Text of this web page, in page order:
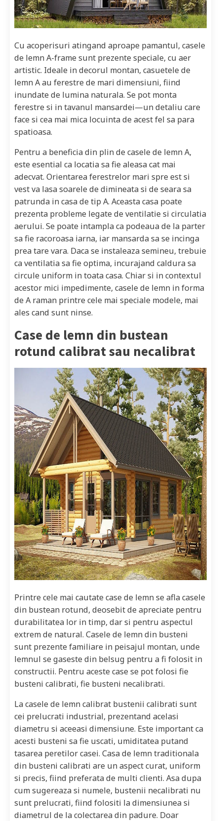
Cu acoperisuri atingand aproape pamantul, casele
de lemn A-frame sunt prezente speciale, cu aer
artistic. Ideale in decorul montan, casuetele de
lemn A au ferestre de mari dimensiuni, fiind
inundate de lumina naturala. Se pot monta
ferestre si in tavanul mansardei—un detaliu care
face si cea mai mica locuinta de acest fel sa para
spatioasa.
Pentru a beneficia din plin de casele de lemn A,
este esential ca locatia sa fie aleasa cat mai
adecvat. Orientarea ferestrelor mari spre est si
vest va lasa soarele de dimineata si de seara sa
patrunda in casa de tip A. Aceasta casa poate
prezenta probleme legate de ventilatie si circulatia
aerului. Se poate intampla ca podeaua de la parter
sa fie racoroasa iarna, iar mansarda sa se incinga
prea tare vara. Daca se instaleaza semineu, trebuie
ca ventilatia sa fie optima, incurajand caldura sa
circule uniform in toata casa. Chiar si in contextul
acestor mici impedimente, casele de lemn in forma
de A raman printre cele mai speciale modele, mai
ales cand sunt ninse.
Case de lemn din bustean
rotund calibrat sau necalibrat
Printre cele mai cautate case de lemn se afla casele
din bustean rotund, deosebit de apreciate pentru
durabilitatea lor in timp, dar si pentru aspectul
extrem de natural. Casele de lemn din busteni
sunt prezente familiare in peisajul montan, unde
lemnul se gaseste din belsug pentru a fi folosit in
constructii. Pentru aceste case se pot folosi fie
busteni calibrati, fie busteni necalibrati.
La casele de lemn calibrat bustenii calibrati sunt
cei prelucrati industrial, prezentand acelasi
diametru si aceeasi dimensiune. Este important ca
acesti busteni sa fie uscati, umiditatea putand
tasarea peretilor casei. Casa de lemn traditionala
din busteni calibrati are un aspect curat, uniform
si precis, fiind preferata de multi clienti. Asa dupa
cum sugereaza si numele, bustenii necalibrati nu
sunt prelucrati, fiind folositi la dimensiunea si
diametrul de la colectarea din padure. Doar